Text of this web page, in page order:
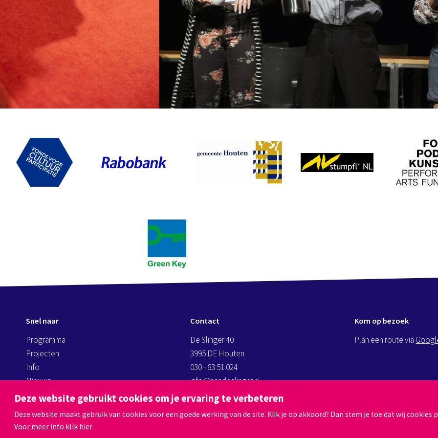
Deze website gebruikt cookies om je ervaring te verbeteren
Deze website maakt gebruik van cookies voor een goede werking van de site. Klik je op akkoord? Dan stem je toe dat wij cookies
Voor meer info klik hier
Snel naar
Programma
Projecten
Info
Nieuws
Contact
De Slinger 40
3995 DE Houten
030 - 63 51 024
info@aandeslinger.nl
kassa@aandeslinger.nl
Kom op bezoek
Plan een route via